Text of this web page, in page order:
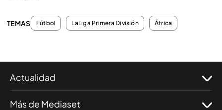
TEMAS Fútbol LaLiga Primera División África
Actualidad
Más de Mediaset